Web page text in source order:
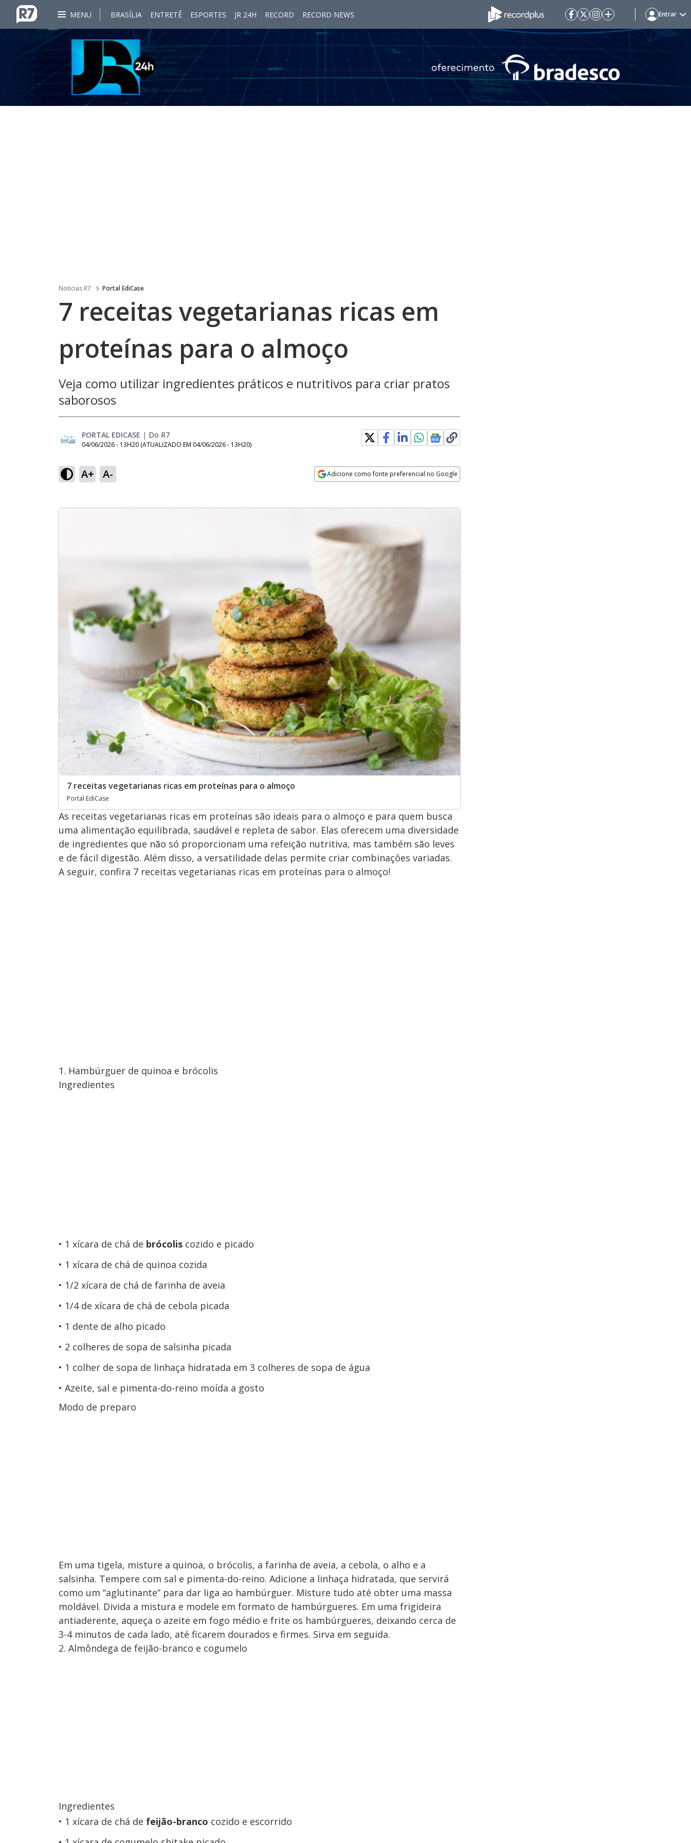
MENU BRASÍLIA ENTRETÊ ESPORTES JR 24H RECORD RECORD NEWS Entrar
Noticias R7 Portal EdiCase
7 receitas vegetarianas ricas em
proteínas para o almoço
Veja como utilizar ingredientes práticos e nutritivos para criar pratos
saborosos
PORTAL EDICASE | Do R7
04/06/2026 - 13H20 (ATUALIZADO EM 04/06/2026 - 13H20)
A+ A- Adicione como fonte preferencial no Google
7 receitas vegetarianas ricas em proteínas para o almoço
Portal EdiCase
As receitas vegetarianas ricas em proteínas são ideais para o almoço e para quem busca
uma alimentação equilibrada, saudável e repleta de sabor. Elas oferecem uma diversidade
de ingredientes que não só proporcionam uma refeição nutritiva, mas também são leves
e de fácil digestão. Além disso, a versatilidade delas permite criar combinações variadas.
A seguir, confira 7 receitas vegetarianas ricas em proteínas para o almoço!
1. Hambúrguer de quinoa e brócolis
Ingredientes
1 xícara de chá de brócolis cozido e picado
1 xícara de chá de quinoa cozida
1/2 xícara de chá de farinha de aveia
1/4 de xícara de chá de cebola picada
1 dente de alho picado
2 colheres de sopa de salsinha picada
1 colher de sopa de linhaça hidratada em 3 colheres de sopa de água
Azeite, sal e pimenta-do-reino moída a gosto
Modo de preparo
Em uma tigela, misture a quinoa, o brócolis, a farinha de aveia, a cebola, o alho e a
salsinha. Tempere com sal e pimenta-do-reino. Adicione a linhaça hidratada, que servirá
como um “aglutinante” para dar liga ao hambúrguer. Misture tudo até obter uma massa
moldável. Divida a mistura e modele em formato de hambúrgueres. Em uma frigideira
antiaderente, aqueça o azeite em fogo médio e frite os hambúrgueres, deixando cerca de
3-4 minutos de cada lado, até ficarem dourados e firmes. Sirva em seguida.
2. Almôndega de feijão-branco e cogumelo
Ingredientes
1 xícara de chá de feijão-branco cozido e escorrido